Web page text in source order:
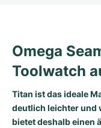
Omega
Toolwatch
Titan ist das ideale
deutlich leichter und
bietet deshalb einen